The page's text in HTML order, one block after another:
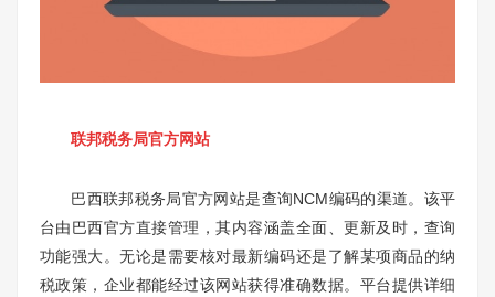
联邦税务局官方网站
巴西联邦税务局官方网站是查询NCM编码的渠道。该平
台由巴西官方直接管理，其内容涵盖全面、更新及时，查询
功能强大。无论是需要核对最新编码还是了解某项商品的纳
税政策，企业都能经过该网站获得准确数据。平台提供详细